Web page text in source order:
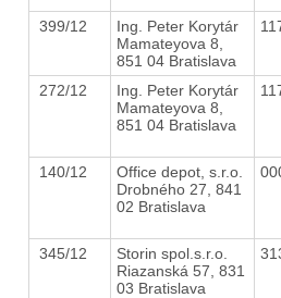
399/12
Ing. Peter Korytár
Mamateyova 8,
851 04 Bratislava
272/12
Ing. Peter Korytár
Mamateyova 8,
851 04 Bratislava
140/12
Office depot, s.r.o.
Drobného 27, 841
02 Bratislava
345/12
Storin spol.s.r.o.
Riazanská 57, 831
03 Bratislava